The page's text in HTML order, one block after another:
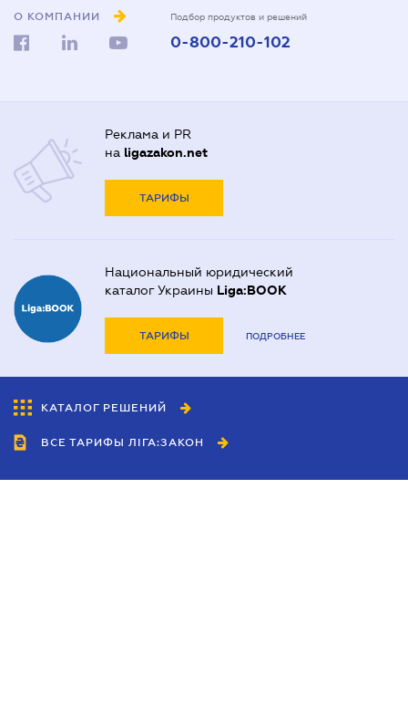
О КОМПАНИИ Подбор продуктов и решений
0-800-210-102
Реклама и PR
на ligazakon.net
ТАРИФЫ
Национальный юридический
каталог Украины Liga:BOOK
ТАРИФЫ ПОДРОБНЕЕ
КАТАЛОГ РЕШЕНИЙ
ВСЕ ТАРИФЫ ЛІГА:ЗАКОН